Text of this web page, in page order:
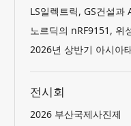
전시회
2026 부산국제사진제